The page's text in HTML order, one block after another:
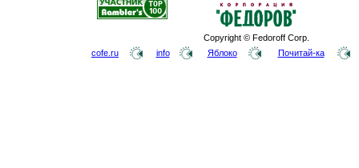
Copyright © Fedoroff Corp.
cofe.ru info Яблоко Почитай-ка